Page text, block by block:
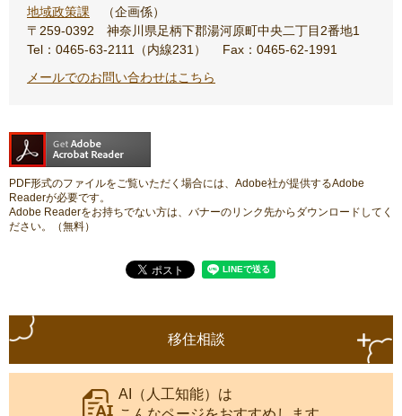
地域政策課
企画係
〒259-0392
神奈川県足柄下郡湯河原町中央二丁目2番地1
Tel：0465-63-2111（内線231）
Fax：0465-62-1991
メールでのお問い合わせはこちら
PDF形式のファイルをご覧いただく場合には、Adobe社が提供するAdobe
Readerが必要です。
Adobe Readerをお持ちでない方は、バナーのリンク先からダウンロードしてく
ださい。（無料）
移住相談
AI（人工知能）は